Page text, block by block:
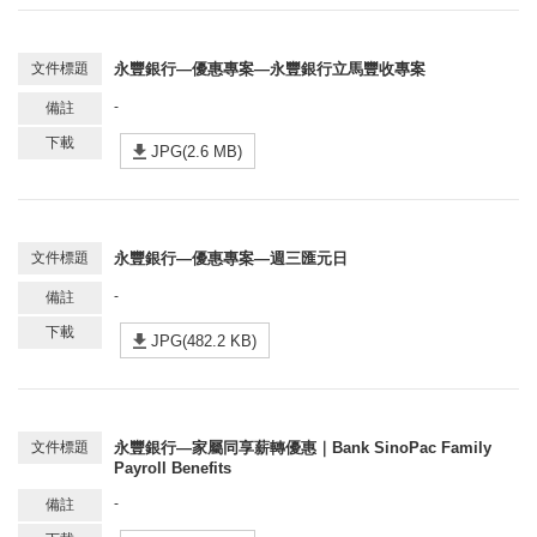
永豐銀行—優惠專案—永豐銀行立馬豐收專案
-
JPG(2.6 MB)
永豐銀行—優惠專案—週三匯元日
-
JPG(482.2 KB)
永豐銀行—家屬同享薪轉優惠｜Bank SinoPac Family
Payroll Benefits
-